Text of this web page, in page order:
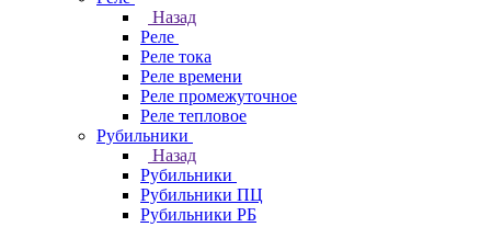
Назад
Реле
Реле тока
Реле времени
Реле промежуточное
Реле тепловое
Рубильники
Назад
Рубильники
Рубильники ПЦ
Рубильники РБ